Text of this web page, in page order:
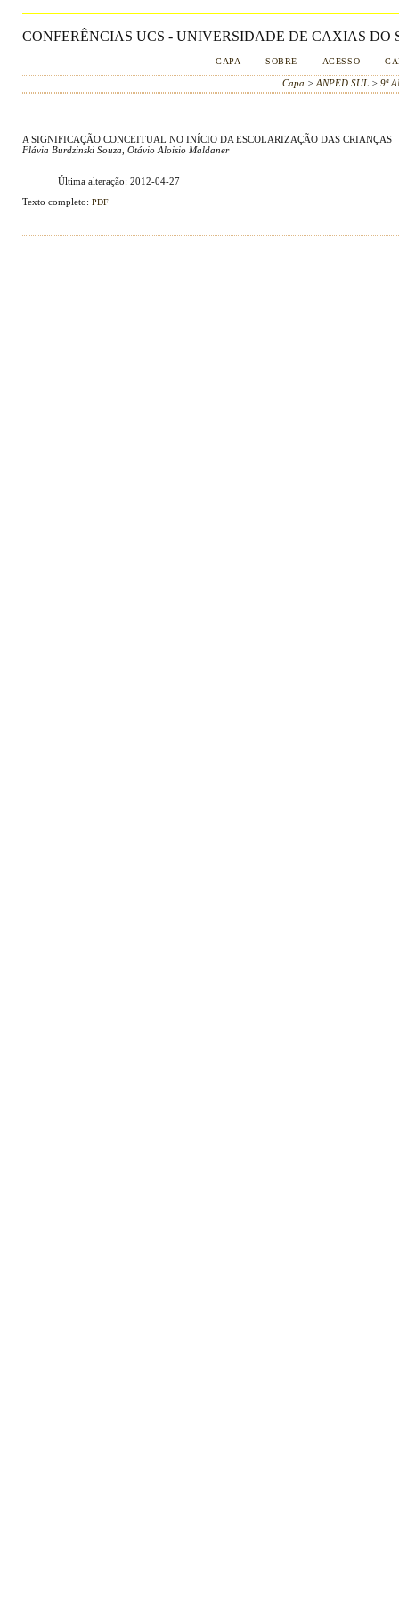
CONFERÊNCIAS UCS - UNIVERSIDADE DE CAXIAS DO
CAPA SOBRE ACESSO
Capa > ANPED SUL> 9ª
A SIGNIFICAÇÃO CONCEITUAL NO INÍCIO DA ESCOLARIZAÇÃO DAS CRIANÇAS
Flávia Burdzinski Souza, Otávio Aloisio Maldaner
Última alteração: 2012-04-27
Texto completo: PDF